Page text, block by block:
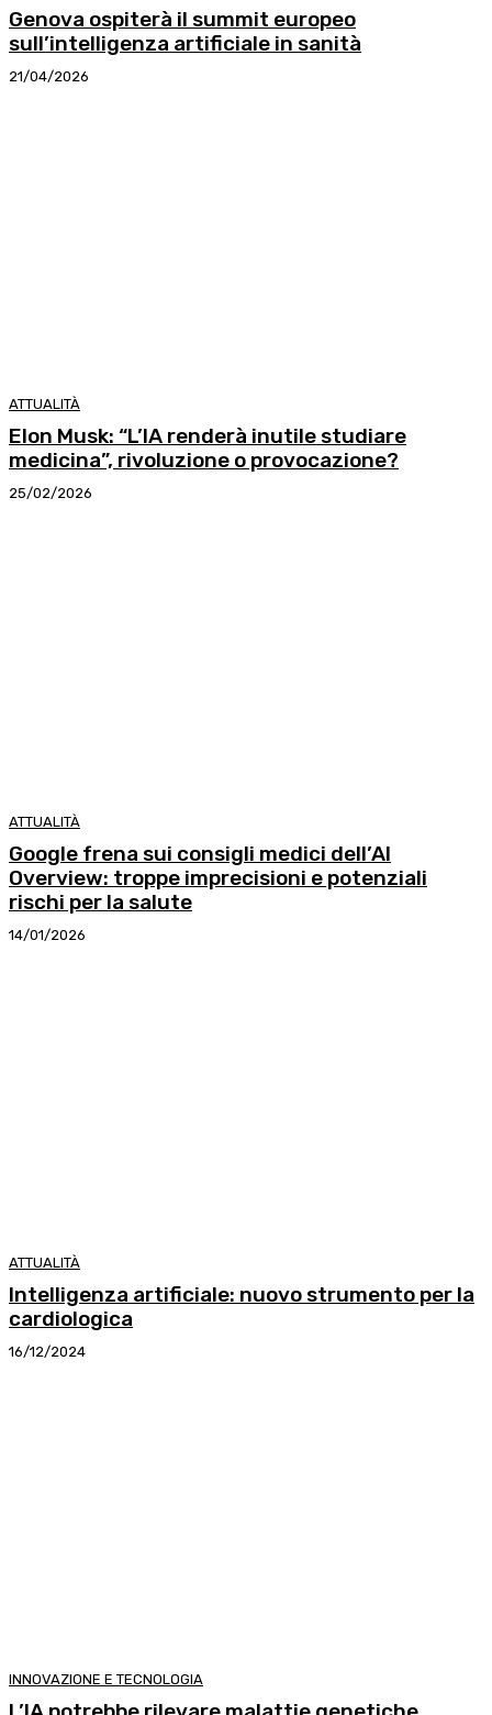
Genova ospiterà il summit europeo
sull’intelligenza artificiale in sanità
21/04/2026
ATTUALITÀ
Elon Musk: “L’IA renderà inutile studiare
medicina”, rivoluzione o provocazione?
25/02/2026
ATTUALITÀ
Google frena sui consigli medici dell’AI
Overview: troppe imprecisioni e potenziali
rischi per la salute
14/01/2026
ATTUALITÀ
Intelligenza artificiale: nuovo strumento per la
cardiologica
16/12/2024
INNOVAZIONE E TECNOLOGIA